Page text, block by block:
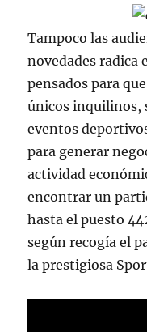
Tampoco las
novedades radica
pensados para
únicos inquilinos,
eventos
para generar
actividad
encontrar un
hasta el puesto
según recogía el
la prestigiosa